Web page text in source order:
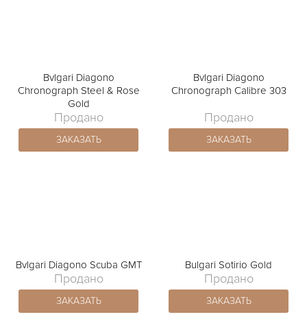
Bvlgari Diagono
Chronograph Steel & Rose
Gold
Продано
ЗАКАЗАТЬ
Bvlgari Diagono
Chronograph Calibre 303
Продано
ЗАКАЗАТЬ
Bvlgari Diagono Scuba GMT
Продано
ЗАКАЗАТЬ
Bulgari Sotirio Gold
Продано
ЗАКАЗАТЬ